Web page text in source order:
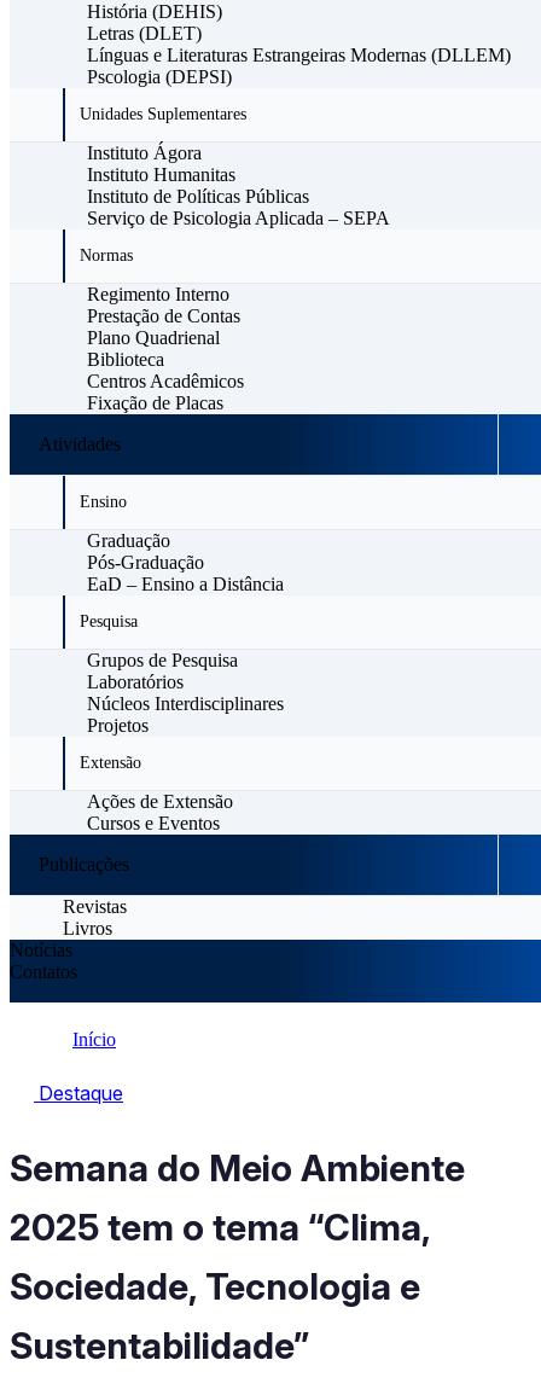
História (DEHIS)
Letras (DLET)
Línguas e Literaturas Estrangeiras Modernas (DLLEM)
Pscologia (DEPSI)
Unidades Suplementares
Instituto Ágora
Instituto Humanitas
Instituto de Políticas Públicas
Serviço de Psicologia Aplicada – SEPA
Normas
Regimento Interno
Prestação de Contas
Plano Quadrienal
Biblioteca
Centros Acadêmicos
Fixação de Placas
Atividades
Ensino
Graduação
Pós-Graduação
EaD – Ensino a Distância
Pesquisa
Grupos de Pesquisa
Laboratórios
Núcleos Interdisciplinares
Projetos
Extensão
Ações de Extensão
Cursos e Eventos
Publicações
Revistas
Livros
Notícias
Contatos
Início
Destaque
Destaque
Semana do Meio Ambiente
2025 tem o tema “Clima,
Sociedade, Tecnologia e
Sustentabilidade”